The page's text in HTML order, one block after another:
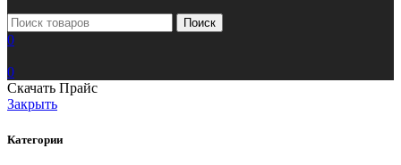
Поиск
0
0
Скачать Прайс
Закрыть
Категории